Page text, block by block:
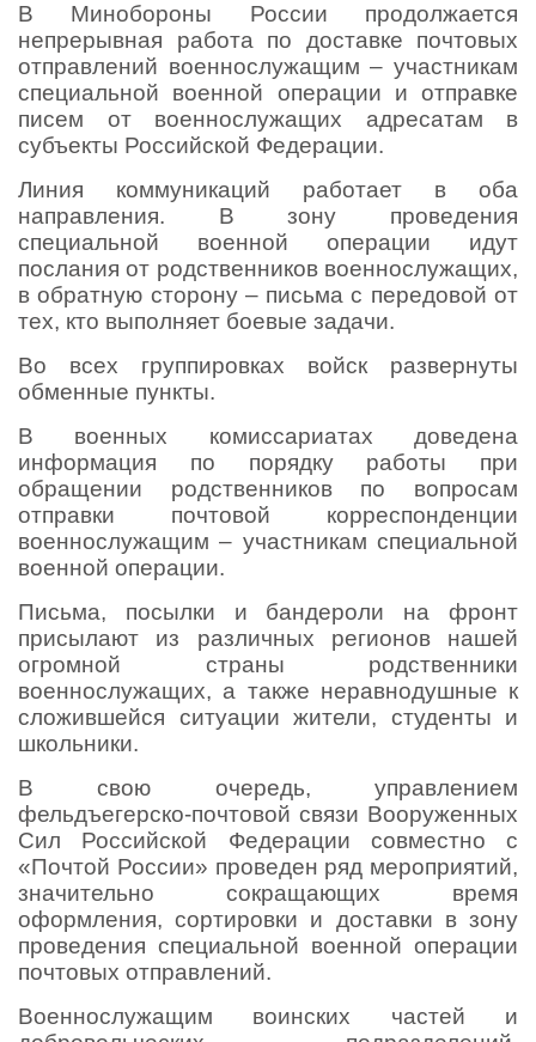
В Минобороны России продолжается
непрерывная работа по доставке почтовых
отправлений военнослужащим – участникам
специальной военной операции и отправке
писем от военнослужащих адресатам в
субъекты Российской Федерации.
Линия коммуникаций работает в оба
направления. В зону проведения
специальной военной операции идут
послания от родственников военнослужащих,
в обратную сторону – письма с передовой от
тех, кто выполняет боевые задачи.
Во всех группировках войск развернуты
обменные пункты.
В военных комиссариатах доведена
информация по порядку работы при
обращении родственников по вопросам
отправки почтовой корреспонденции
военнослужащим – участникам специальной
военной операции.
Письма, посылки и бандероли на фронт
присылают из различных регионов нашей
огромной страны родственники
военнослужащих, а также неравнодушные к
сложившейся ситуации жители, студенты и
школьники.
В свою очередь, управлением
фельдъегерско-почтовой связи Вооруженных
Сил Российской Федерации совместно с
«Почтой России» проведен ряд мероприятий,
значительно сокращающих время
оформления, сортировки и доставки в зону
проведения специальной военной операции
почтовых отправлений.
Военнослужащим воинских частей и